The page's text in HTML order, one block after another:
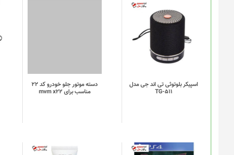
اسپیکر بلوتوثی تی اند جی مدل
TG-511
دسته موتور جلو خودرو کد 22
مناسب برای mvm x22